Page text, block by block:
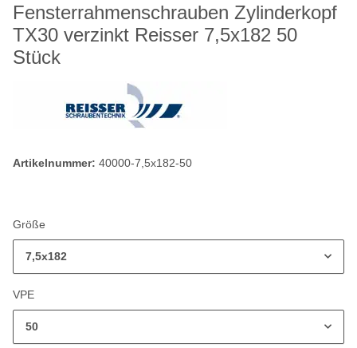
Fensterrahmenschrauben Zylinderkopf
TX30 verzinkt Reisser 7,5x182 50
Stück
Artikelnummer: 40000-7,5x182-50
Größe
7,5x182
VPE
50